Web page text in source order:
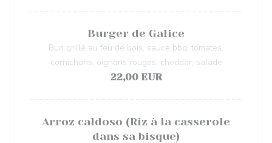
Burger de Galice
Bun grillé au feu de bois, sauce bbq, tomates,
cornichons, oignons rouges, cheddar, salade
22,00 EUR
Arroz caldoso (Riz à la casserole
dans sa bisque)